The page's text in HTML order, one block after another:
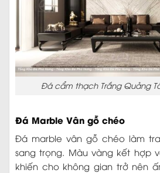
Đá cẩm thạch Trắng Quảng
Đá Marble Vân gỗ chéo
Đá marble vân gỗ chéo làm
sang trọng. Màu vàng kết hợp
khiến cho không gian trở nên